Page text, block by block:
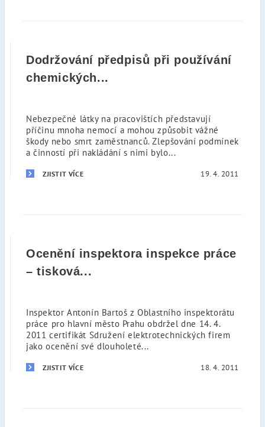
Dodržování předpisů při používání
chemických...
Nebezpečné látky na pracovištích představují
příčinu mnoha nemocí a mohou způsobit vážné
škody nebo smrt zaměstnanců. Zlepšování podmínek
a činností při nakládání s nimi bylo...
ZJISTIT VÍCE 19. 4. 2011
Ocenění inspektora inspekce práce
– tisková...
Inspektor Antonín Bartoš z Oblastního inspektorátu
práce pro hlavní město Prahu obdržel dne 14. 4.
2011 certifikát Sdružení elektrotechnických firem
jako ocenění své dlouholeté...
ZJISTIT VÍCE 18. 4. 2011